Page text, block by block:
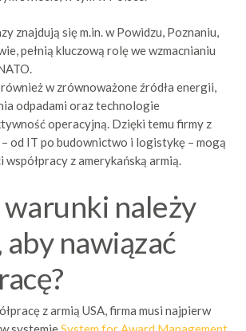
znajdują się m.in. w Powidzu, Poznaniu,
pełnią kluczową rolę we wzmacnianiu
w zrównoważone źródła energii,
odpadami oraz technologie
operacyjną. Dzięki temu firmy z
od IT po budownictwo i logistykę – mogą
współpracy z amerykańską armią.
warunki należy
aby nawiązać
z armią USA, firma musi najpierw